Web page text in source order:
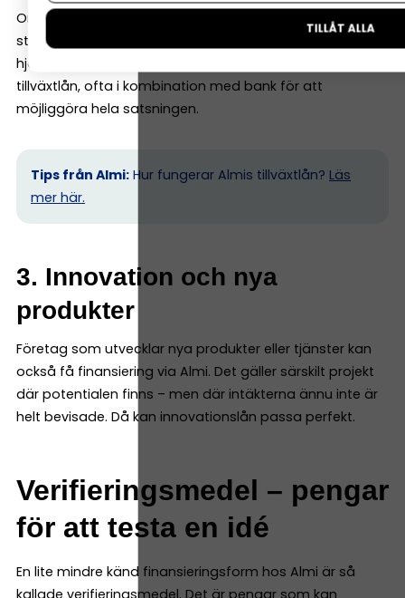
Om ett företag vill växa snabbt kan kapitalbehovet bli
större än vad banken är bekväm med. Här kan Almi
hjälpa till med exempelvis företagslån eller
tillväxtlån, ofta i kombination med bank för att
möjliggöra hela satsningen.
Tips från Almi: Hur fungerar Almis tillväxtlån? Läs
mer här.
3. Innovation och nya
produkter
Företag som utvecklar nya produkter eller tjänster kan
också få finansiering via Almi. Det gäller särskilt projekt
där potentialen finns – men där intäkterna ännu inte är
helt bevisade. Då kan innovationslån passa perfekt.
Verifieringsmedel – pengar
för att testa en idé
En lite mindre känd finansieringsform hos Almi är så
kallade verifieringsmedel. Det är pengar som kan
TILLÅT ALLA